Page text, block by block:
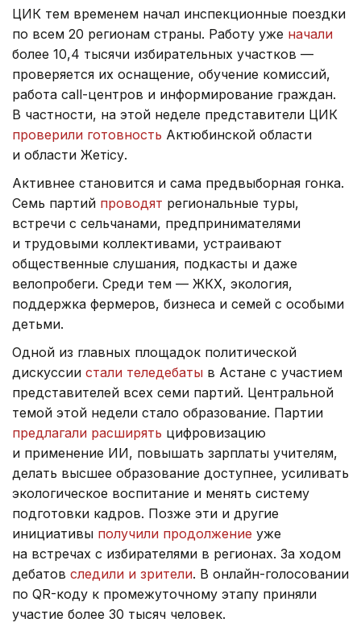
ЦИК тем временем начал инспекционные поездки
по всем 20 регионам страны. Работу уже начали
более 10,4 тысячи избирательных участков —
проверяется их оснащение, обучение комиссий,
работа call-центров и информирование граждан.
В частности, на этой неделе представители ЦИК
проверили готовность Актюбинской области
и области Жетісу.
Активнее становится и сама предвыборная гонка.
Семь партий проводят региональные туры,
встречи с сельчанами, предпринимателями
и трудовыми коллективами, устраивают
общественные слушания, подкасты и даже
велопробеги. Среди тем — ЖКХ, экология,
поддержка фермеров, бизнеса и семей с особыми
детьми.
Одной из главных площадок политической
дискуссии стали теледебаты в Астане с участием
представителей всех семи партий. Центральной
темой этой недели стало образование. Партии
предлагали расширять цифровизацию
и применение ИИ, повышать зарплаты учителям,
делать высшее образование доступнее, усиливать
экологическое воспитание и менять систему
подготовки кадров. Позже эти и другие
инициативы получили продолжение уже
на встречах с избирателями в регионах. За ходом
дебатов следили и зрители. В онлайн-голосовании
по QR-коду к промежуточному этапу приняли
участие более 30 тысяч человек.